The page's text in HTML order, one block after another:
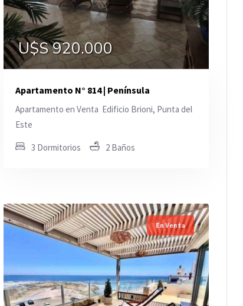
U$S 920.000
Apartamento N° 814 | Península
Apartamento en Venta  Edificio Brioni, Punta del
Este
3 Dormitorios 2 Baños
En Venta